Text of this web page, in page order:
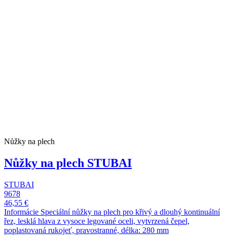
Nůžky na plech
Nůžky na plech STUBAI
STUBAI
9678
46,55 €
Informácie Speciální nůžky na plech pro křivý a dlouhý kontinuální
řez, lesklá hlava z vysoce legované oceli, vytvrzená čepel,
poplastovaná rukojeť, pravostranné, délka: 280 mm